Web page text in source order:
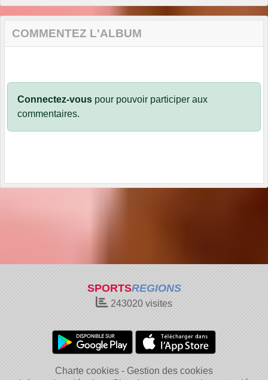
COMMENTEZ L'ALBUM
Connectez-vous pour pouvoir participer aux
commentaires.
SPORTSREGIONS
243020 visites
Charte cookies
Gestion des cookies